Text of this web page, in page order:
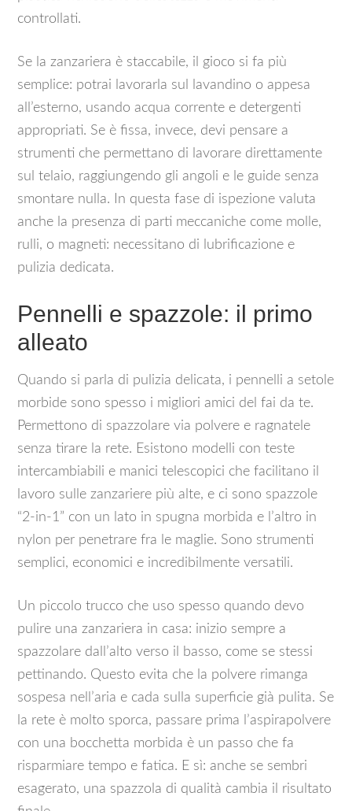
controllati.
Se la zanzariera è staccabile, il gioco si fa più
semplice: potrai lavorarla sul lavandino o appesa
all’esterno, usando acqua corrente e detergenti
appropriati. Se è fissa, invece, devi pensare a
strumenti che permettano di lavorare direttamente
sul telaio, raggiungendo gli angoli e le guide senza
smontare nulla. In questa fase di ispezione valuta
anche la presenza di parti meccaniche come molle,
rulli, o magneti: necessitano di lubrificazione e
pulizia dedicata.
Pennelli e spazzole: il primo
alleato
Quando si parla di pulizia delicata, i pennelli a setole
morbide sono spesso i migliori amici del fai da te.
Permettono di spazzolare via polvere e ragnatele
senza tirare la rete. Esistono modelli con teste
intercambiabili e manici telescopici che facilitano il
lavoro sulle zanzariere più alte, e ci sono spazzole
“2-in-1” con un lato in spugna morbida e l’altro in
nylon per penetrare fra le maglie. Sono strumenti
semplici, economici e incredibilmente versatili.
Un piccolo trucco che uso spesso quando devo
pulire una zanzariera in casa: inizio sempre a
spazzolare dall’alto verso il basso, come se stessi
pettinando. Questo evita che la polvere rimanga
sospesa nell’aria e cada sulla superficie già pulita. Se
la rete è molto sporca, passare prima l’aspirapolvere
con una bocchetta morbida è un passo che fa
risparmiare tempo e fatica. E sì: anche se sembri
esagerato, una spazzola di qualità cambia il risultato